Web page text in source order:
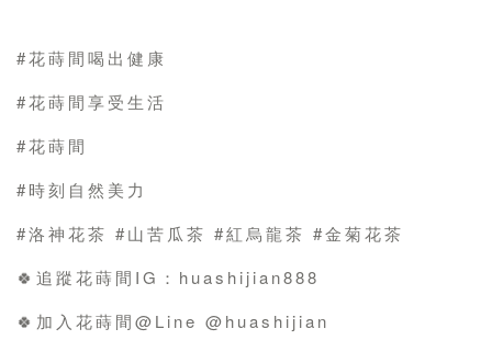
#花蒔間喝出健康
#花蒔間享受生活
#花蒔間
#時刻自然美力
#洛神花茶 #山苦瓜茶 #紅烏龍茶 #金菊花茶
🍀追蹤花蒔間IG：huashijian888
🍀加入花蒔間@Line @huashijian